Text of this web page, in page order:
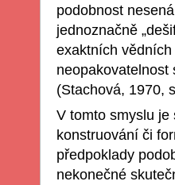
podobnost
jednoznačně
exaktních
neopakovatelnost
(Stachová, 1970,
V tomto smyslu je
konstruování či
předpoklady
nekonečné